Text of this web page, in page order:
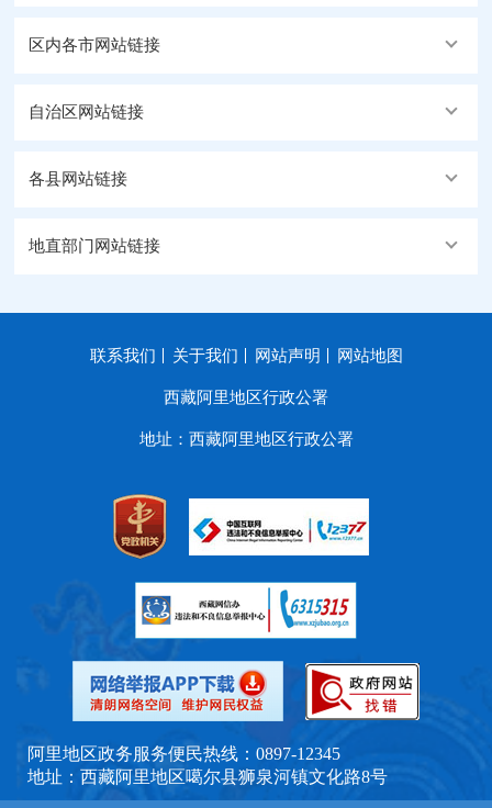
区内各市网站链接
自治区网站链接
各县网站链接
地直部门网站链接
联系我们 关于我们 网站声明 网站地图
西藏阿里地区行政公署
地址：西藏阿里地区行政公署
阿里地区政务服务便民热线：0897-12345
地址：西藏阿里地区噶尔县狮泉河镇文化路8号